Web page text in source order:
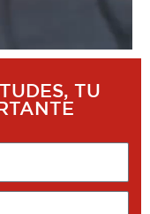
TU